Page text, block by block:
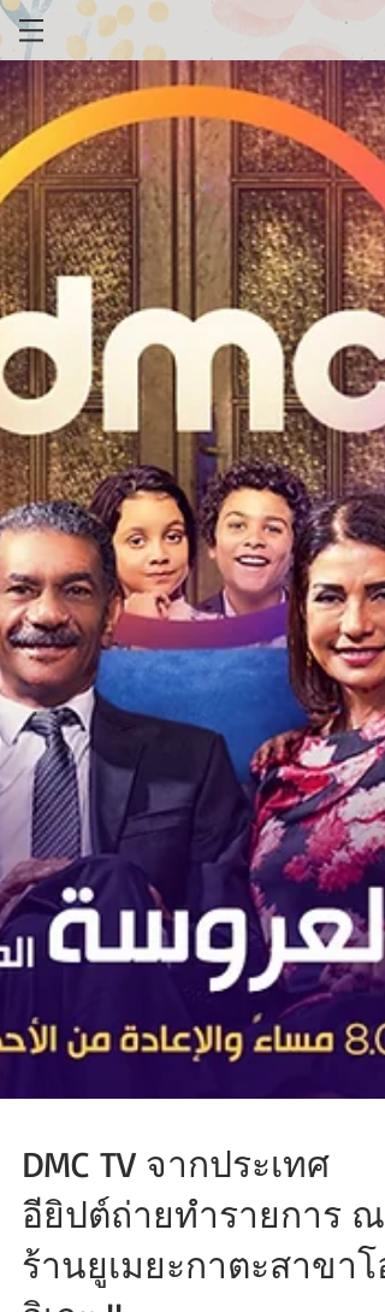
DMC TV จากประเทศ
อียิปต์ถ่ายทำรายการ ณ
ร้านยูเมยะกาตะสาขาโอ